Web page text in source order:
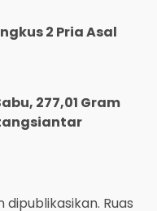
2 Pria Asal
277,01 Gram
dipublikasikan. Ruas